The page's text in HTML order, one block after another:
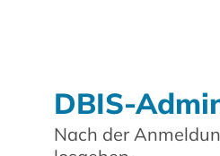
DBIS-
Nach der